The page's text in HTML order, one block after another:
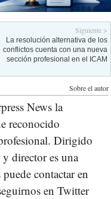
Siguiente >
La resolución alternativa de los
conflictos cuenta con una nueva
sección profesional en el ICAM
Sobre el autor
News la
reconocido
Dirigido
director es una
contactar en
en Twitter